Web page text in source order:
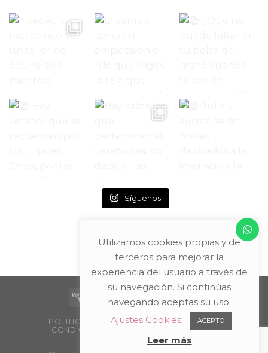
Síguenos
POLÍTICA DE PRIVACIDAD Y AVISO LEGAL
CONDICIONES DE COMPRA
PACKAGING
PUNTOS DE VENTA
Utilizamos cookies propias y de
terceros para mejorar la
experiencia del usuario a través de
su navegación. Si continúas
navegando aceptas su uso.
Ajustes Cookies
ACEPTO
Leer más